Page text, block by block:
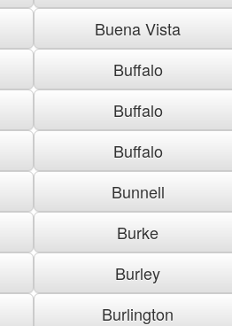
Buena Vista
Buffalo
Buffalo
Buffalo
Bunnell
Burke
Burley
Burlington